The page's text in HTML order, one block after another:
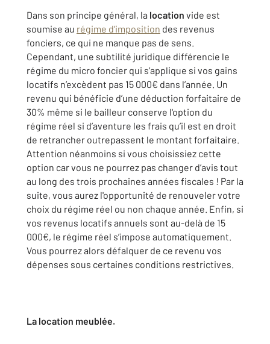
Dans son principe général, la location vide est
soumise au régime d’imposition des revenus
fonciers, ce qui ne manque pas de sens.
Cependant, une subtilité juridique différencie le
régime du micro foncier qui s’applique si vos gains
locatifs n’excèdent pas 15 000€ dans l’année. Un
revenu qui bénéficie d’une déduction forfaitaire de
30% même si le bailleur conserve l'option du
régime réel si d’aventure les frais qu’il est en droit
de retrancher outrepassent le montant forfaitaire.
Attention néanmoins si vous choisissiez cette
option car vous ne pourrez pas changer d’avis tout
au long des trois prochaines années fiscales ! Par la
suite, vous aurez l'opportunité de renouveler votre
choix du régime réel ou non chaque année. Enfin, si
vos revenus locatifs annuels sont au-delà de 15
000€, le régime réel s’impose automatiquement.
Vous pourrez alors défalquer de ce revenu vos
dépenses sous certaines conditions restrictives.
La location meublée.